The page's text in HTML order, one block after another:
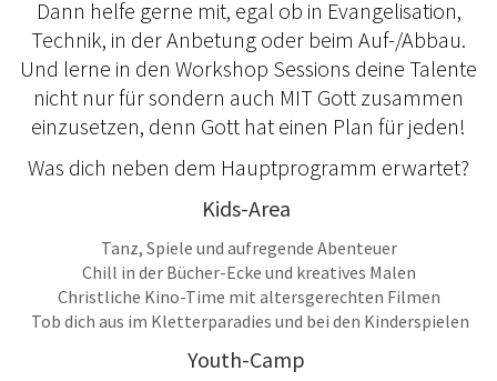
Dann helfe gerne mit, egal ob in Evangelisation,
Technik, in der Anbetung oder beim Auf-/Abbau.
Und lerne in den Workshop Sessions deine Talente
nicht nur für sondern auch MIT Gott zusammen
einzusetzen, denn Gott hat einen Plan für jeden!
Was dich neben dem Hauptprogramm erwartet?
Kids-Area
Tanz, Spiele und aufregende Abenteuer
Chill in der Bücher-Ecke und kreatives Malen
Christliche Kino-Time mit altersgerechten Filmen
Tob dich aus im Kletterparadies und bei den Kinderspielen
Youth-Camp